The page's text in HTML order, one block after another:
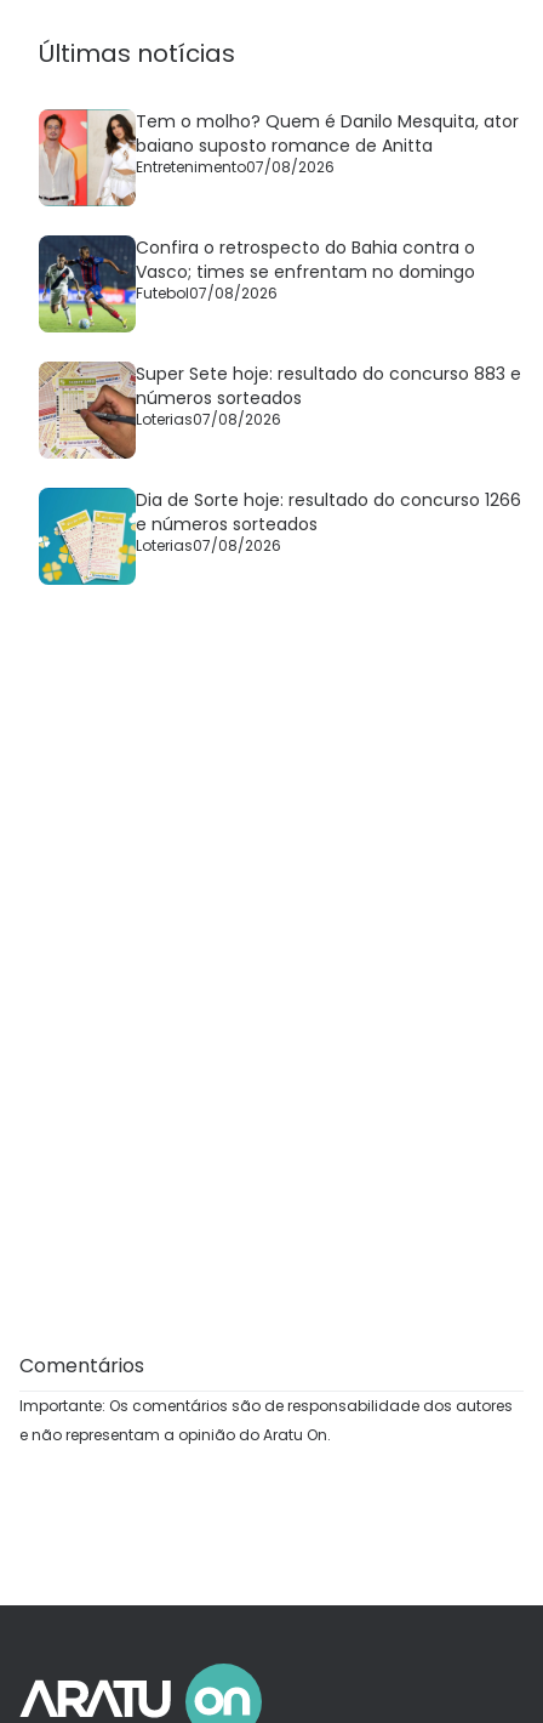
Últimas notícias
Tem o molho? Quem é Danilo Mesquita, ator
baiano suposto romance de Anitta
Entretenimento07/08/2026
Confira o retrospecto do Bahia contra o
Vasco; times se enfrentam no domingo
Futebol07/08/2026
Super Sete hoje: resultado do concurso 883 e
números sorteados
Loterias07/08/2026
Dia de Sorte hoje: resultado do concurso 1266
e números sorteados
Loterias07/08/2026
Comentários
Importante: Os comentários são de responsabilidade dos autores
e não representam a opinião do Aratu On.